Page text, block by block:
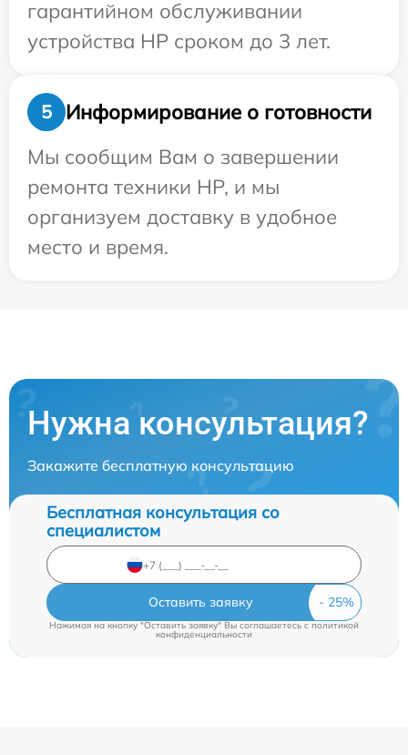
гарантийном обслуживании
устройства HP сроком до 3 лет.
5
Информирование о готовности
Мы сообщим Вам о завершении
ремонта техники HP, и мы
организуем доставку в удобное
место и время.
Нужна консультация?
Закажите бесплатную консультацию
Бесплатная консультация со
специалистом
Оставить заявку
Нажимая на кнопку "Оставить заявку" Вы соглашаетесь c политикой
конфиденциальности